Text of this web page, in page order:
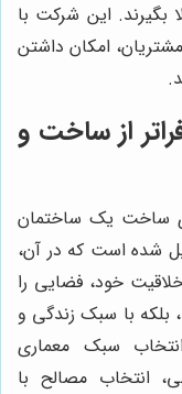
بگیرند. این شرکت با
امکان داشتن
از ساخت و
ساخت یک ساختمان
شده است که در آن،
خود، فضایی را
بلکه با سبک زندگی و
سبک معماری
انتخاب مصالح با